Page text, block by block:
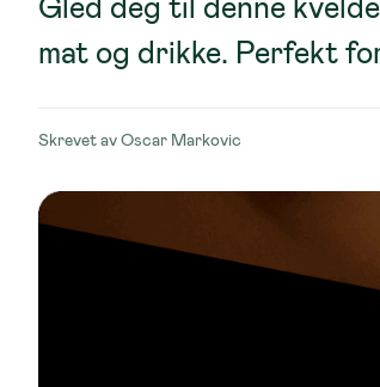
mat og drikke. Perfekt
Skrevet avOscar Markovic